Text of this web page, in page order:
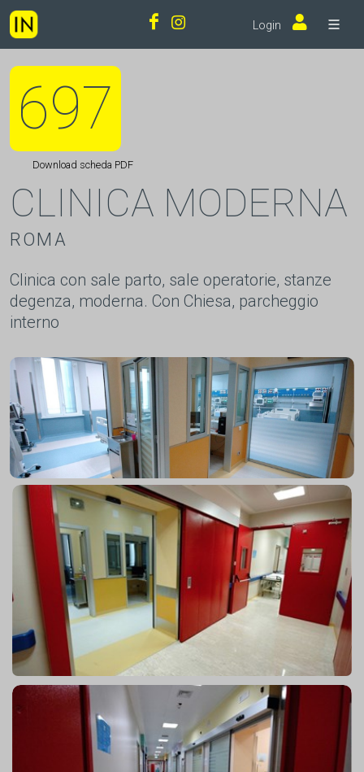
Login
697
Download scheda PDF
CLINICA MODERNA
ROMA
Clinica con sale parto, sale operatorie, stanze
degenza, moderna. Con Chiesa, parcheggio
interno